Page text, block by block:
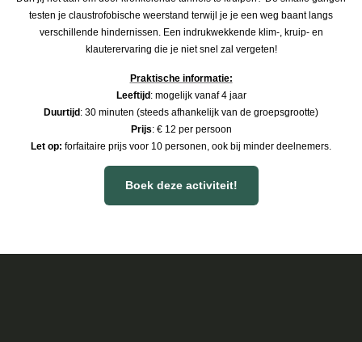
testen je claustrofobische weerstand terwijl je je een weg baant langs
verschillende hindernissen. Een indrukwekkende klim-, kruip- en
klauterervaring die je niet snel zal vergeten!
Praktische informatie:
Leeftijd : mogelijk vanaf 4 jaar
Duurtijd : 30 minuten (steeds afhankelijk van de groepsgrootte)
Prijs: € 12 per persoon
Let op: forfaitaire prijs voor 10 personen, ook bij minder deelnemers.​​
Boek deze activiteit!